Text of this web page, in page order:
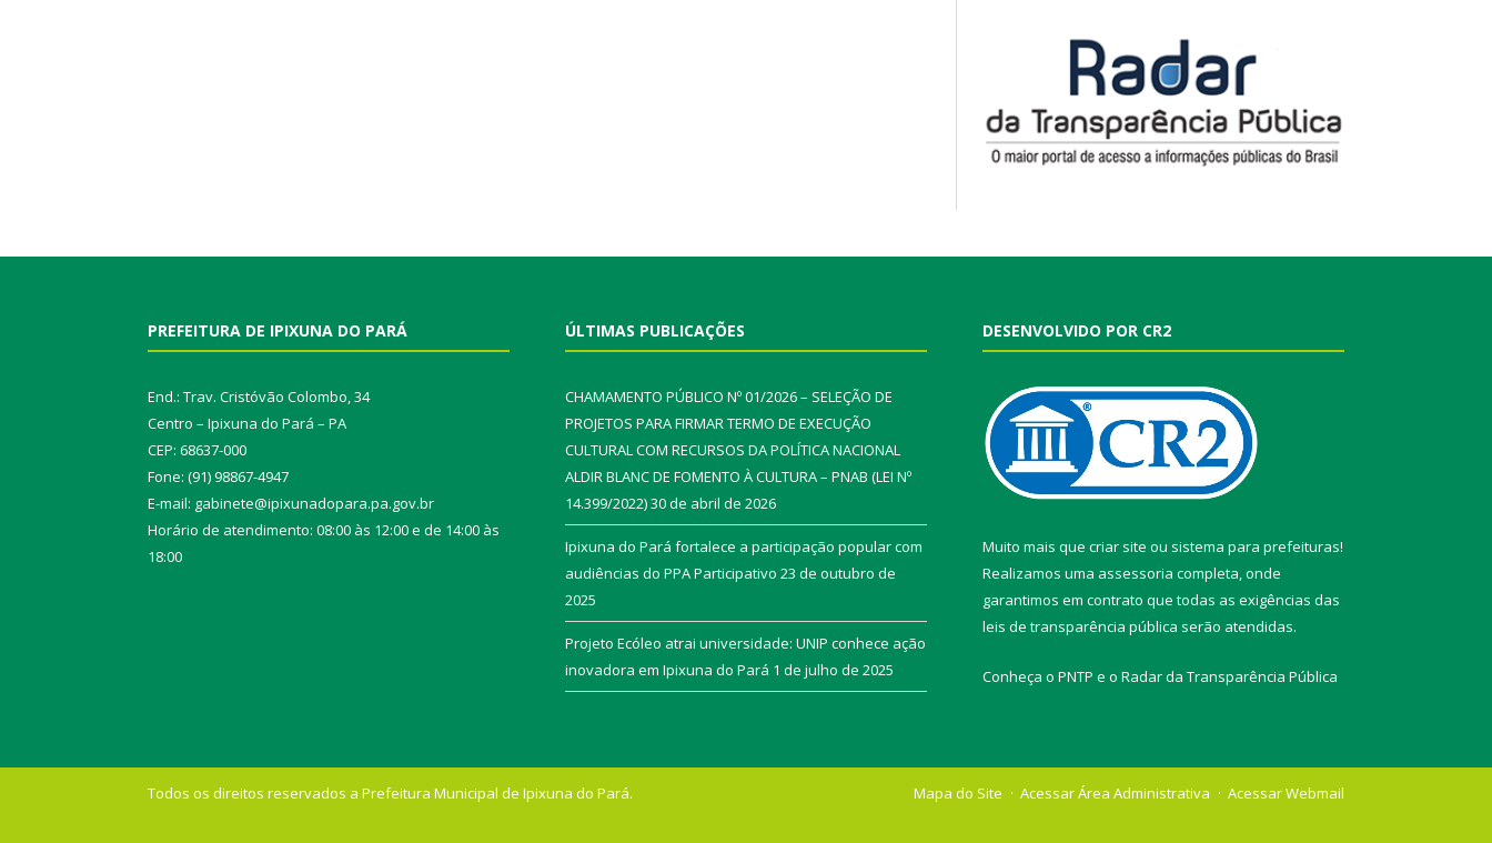
PREFEITURA DE IPIXUNA DO PARÁ
End.: Trav. Cristóvão Colombo, 34
Centro – Ipixuna do Pará – PA
CEP: 68637-000
Fone: (91) 98867-4947
E-mail: gabinete@ipixunadopara.pa.gov.br
Horário de atendimento: 08:00 às 12:00 e de 14:00 às
18:00
ÚLTIMAS PUBLICAÇÕES
CHAMAMENTO PÚBLICO Nº 01/2026 – SELEÇÃO DE
PROJETOS PARA FIRMAR TERMO DE EXECUÇÃO
CULTURAL COM RECURSOS DA POLÍTICA NACIONAL
ALDIR BLANC DE FOMENTO À CULTURA – PNAB (LEI Nº
14.399/2022)30 de abril de 2026
Ipixuna do Pará fortalece a participação popular com
audiências do PPA Participativo 23 de outubro de
2025
Projeto Ecóleo atrai universidade: UNIP conhece ação
inovadora em Ipixuna do Pará 1 de julho de 2025
DESENVOLVIDO POR CR2
Muito mais que criar site ou sistema para prefeituras!
Realizamos uma assessoria completa, onde
garantimos em contrato que todas as exigências das
leis de transparência pública serão atendidas.
Conheça o PNTP e o Radar da Transparência Pública
Todos os direitos reservados a Prefeitura Municipal de Ipixuna do Pará. Mapa do Site Acessar Área Administrativa Acessar Webmail